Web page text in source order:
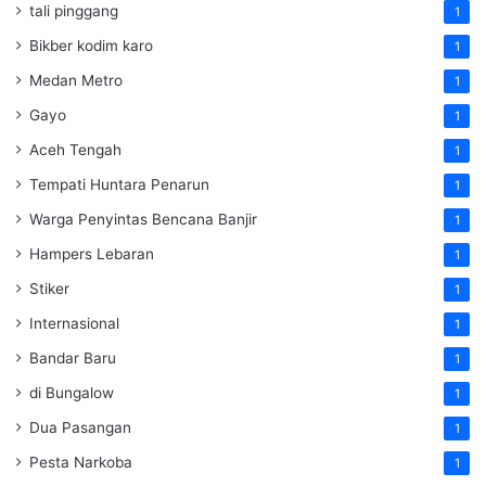
tali pinggang 1
Bikber kodim karo 1
Medan Metro 1
Gayo 1
Aceh Tengah 1
Tempati Huntara Penarun 1
Warga Penyintas Bencana Banjir 1
Hampers Lebaran 1
Stiker 1
Internasional 1
Bandar Baru 1
di Bungalow 1
Dua Pasangan 1
Pesta Narkoba 1